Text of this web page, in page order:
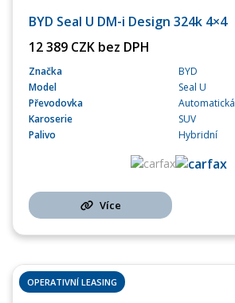
BYD Seal U DM-i Design 324k 4×4
12 389 CZK bez DPH
Značka
BYD
Model
Seal U
Převodovka
Automatická
Karoserie
SUV
Palivo
Hybridní
Více
OPERATIVNÍ LEASING